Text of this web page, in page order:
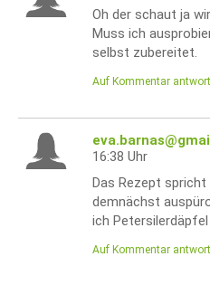
Oh der schaut ja
Muss ich
selbst zubereitet.
Auf Kommentar
16:38 Uhr
Das Rezept
demnächst
ich
Auf Kommentar